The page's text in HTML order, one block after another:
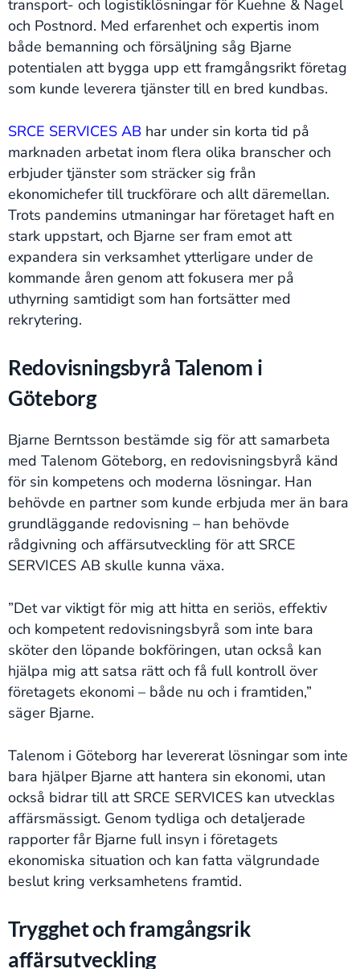
transport- och logistiklösningar för Kuehne & Nagel
och Postnord. Med erfarenhet och expertis inom
både bemanning och försäljning såg Bjarne
potentialen att bygga upp ett framgångsrikt företag
som kunde leverera tjänster till en bred kundbas.
SRCE SERVICES AB har under sin korta tid på
marknaden arbetat inom flera olika branscher och
erbjuder tjänster som sträcker sig från
ekonomichefer till truckförare och allt däremellan.
Trots pandemins utmaningar har företaget haft en
stark uppstart, och Bjarne ser fram emot att
expandera sin verksamhet ytterligare under de
kommande åren genom att fokusera mer på
uthyrning samtidigt som han fortsätter med
rekrytering.
Redovisningsbyrå Talenom i
Göteborg
Bjarne Berntsson bestämde sig för att samarbeta
med Talenom Göteborg, en redovisningsbyrå känd
för sin kompetens och moderna lösningar. Han
behövde en partner som kunde erbjuda mer än bara
grundläggande redovisning – han behövde
rådgivning och affärsutveckling för att SRCE
SERVICES AB skulle kunna växa.
”Det var viktigt för mig att hitta en seriös, effektiv
och kompetent redovisningsbyrå som inte bara
sköter den löpande bokföringen, utan också kan
hjälpa mig att satsa rätt och få full kontroll över
företagets ekonomi – både nu och i framtiden,”
säger Bjarne.
Talenom i Göteborg har levererat lösningar som inte
bara hjälper Bjarne att hantera sin ekonomi, utan
också bidrar till att SRCE SERVICES kan utvecklas
affärsmässigt. Genom tydliga och detaljerade
rapporter får Bjarne full insyn i företagets
ekonomiska situation och kan fatta välgrundade
beslut kring verksamhetens framtid.
Trygghet och framgångsrik
affärsutveckling